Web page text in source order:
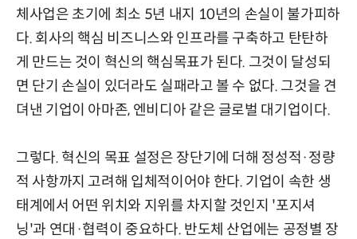
체사업은 초기에 최소 5년 내지 10년의 손실이 불가피하
다. 회사의 핵심 비즈니스와 인프라를 구축하고 탄탄하
게 만드는 것이 혁신의 핵심목표가 된다. 그것이 달성되
면 단기 손실이 있더라도 실패라고 볼 수 없다. 그것을 견
뎌낸 기업이 아마존, 엔비디아 같은 글로벌 대기업이다.
그렇다. 혁신의 목표 설정은 장단기에 더해 정성적·정량
적 사항까지 고려해 입체적이어야 한다. 기업이 속한 생
태계에서 어떤 위치와 지위를 차지할 것인지 '포지셔
닝'과 연대·협력이 중요하다. 반도체 산업에는 공정별 장